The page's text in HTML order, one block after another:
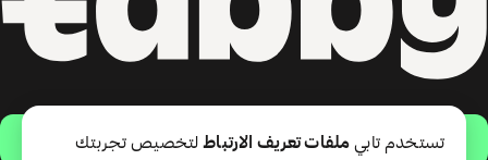
حمّل التطبيق تستخدم تابي ملفات تعريف الارتباطلتخصيص تجربتك